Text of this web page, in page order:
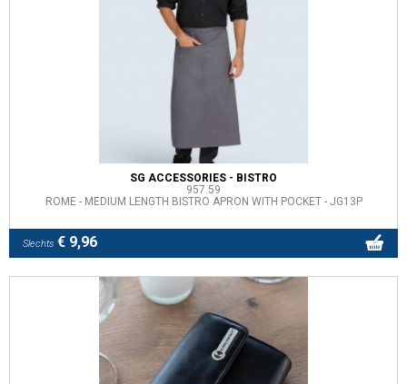
SG ACCESSORIES - BISTRO
957.59
ROME - MEDIUM LENGTH BISTRO APRON WITH POCKET - JG13P
Slechts € 9,96